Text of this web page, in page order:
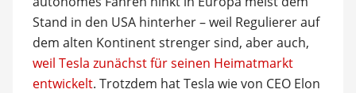
Stand in den USA hinterher – weil Regulierer auf
dem alten Kontinent strenger sind, aber auch,
weil Tesla zunächst für seinen Heimatmarkt
entwickelt. Trotzdem hat Tesla wie von CEO Elon